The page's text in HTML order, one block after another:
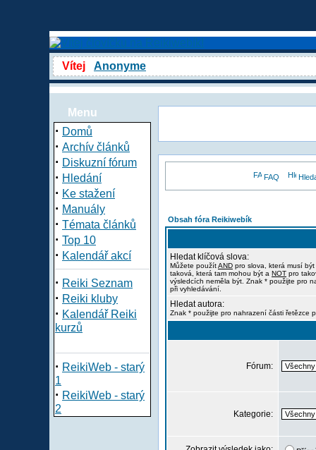
Vítej Anonyme
Menu
· Domů
· Archív článků
· Diskuzní fórum
· Hledání
· Ke stažení
· Manuály
· Témata článků
· Top 10
· Kalendář akcí
· Reiki Seznam
· Reiki kluby
· Kalendář Reiki
kurzů
· ReikiWeb - starý
1
· ReikiWeb - starý
2
FAQ
Obsah fóra Reikiwebík
Hledat klíčová slova:
Můžete použítAND pro slova, která musí
taková, která tam mohou být a NOT pro
výsledcích neměla být. Znak * použijte pro
při vyhledávání.
Hledat autora:
Znak * použijte pro nahrazení části řetězce
Fórum:
Kategorie: